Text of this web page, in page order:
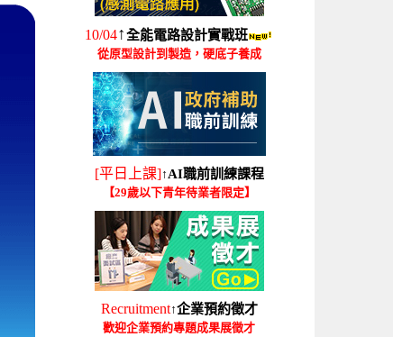
10/04↑全能電路設計實戰班
從原型設計到製造，硬底子養成
[平日上課]↑ AI職前訓練課程
【29歲以下青年待業者限定】
Recruitment↑企業預約徵才
歡迎企業預約專題成果展徵才